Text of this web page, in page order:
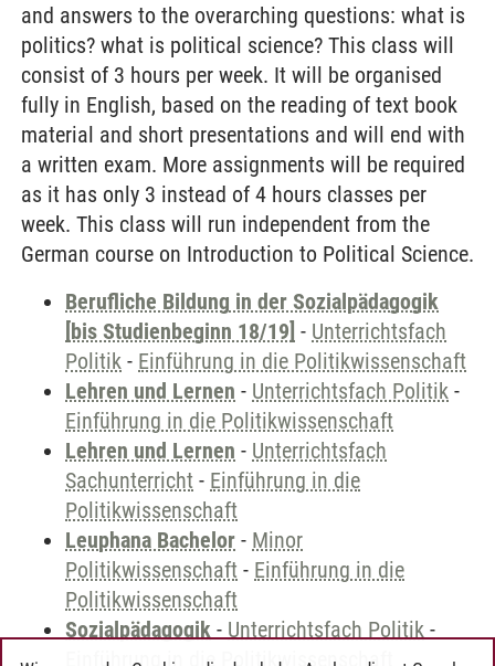
and answers to the overarching questions: what is
politics? what is political science? This class will
consist of 3 hours per week. It will be organised
fully in English, based on the reading of text book
material and short presentations and will end with
a written exam. More assignments will be required
as it has only 3 instead of 4 hours classes per
week. This class will run independent from the
German course on Introduction to Political Science.
Berufliche Bildung in der Sozialpädagogik
[bis Studienbeginn 18/19] - Unterrichtsfach
Politik - Einführung in die Politikwissenschaft
Lehren und Lernen - Unterrichtsfach Politik -
Einführung in die Politikwissenschaft
Lehren und Lernen - Unterrichtsfach
Sachunterricht - Einführung in die
Politikwissenschaft
Leuphana Bachelor - Minor
Politikwissenschaft - Einführung in die
Politikwissenschaft
Sozialpädagogik - Unterrichtsfach Politik -
Einführung in die Politikwissenschaft